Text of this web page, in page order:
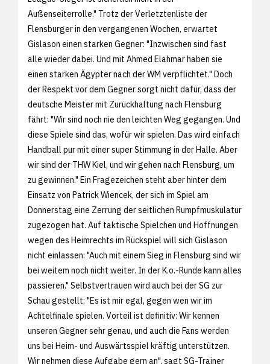
Außenseiterrolle." Trotz der Verletztenliste der
Flensburger in den vergangenen Wochen, erwartet
Gislason einen starken Gegner: "Inzwischen sind fast
alle wieder dabei. Und mit Ahmed Elahmar haben sie
einen starken Ägypter nach der WM verpflichtet." Doch
der Respekt vor dem Gegner sorgt nicht dafür, dass der
deutsche Meister mit Zurückhaltung nach Flensburg
fährt: "Wir sind noch nie den leichten Weg gegangen. Und
diese Spiele sind das, wofür wir spielen. Das wird einfach
Handball pur mit einer super Stimmung in der Halle. Aber
wir sind der THW Kiel, und wir gehen nach Flensburg, um
zu gewinnen." Ein Fragezeichen steht aber hinter dem
Einsatz von Patrick Wiencek, der sich im Spiel am
Donnerstag eine Zerrung der seitlichen Rumpfmuskulatur
zugezogen hat. Auf taktische Spielchen und Hoffnungen
wegen des Heimrechts im Rückspiel will sich Gislason
nicht einlassen: "Auch mit einem Sieg in Flensburg sind wir
bei weitem noch nicht weiter. In der K.o.-Runde kann alles
passieren." Selbstvertrauen wird auch bei der SG zur
Schau gestellt: "Es ist mir egal, gegen wen wir im
Achtelfinale spielen. Vorteil ist definitiv: Wir kennen
unseren Gegner sehr genau, und auch die Fans werden
uns bei Heim- und Auswärtsspiel kräftig unterstützen.
Wir nehmen diese Aufgabe gern an", sagt SG-Trainer